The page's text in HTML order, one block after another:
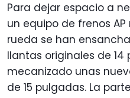
Para dejar espacio a
un equipo de frenos
rueda se han
llantas originales de
mecanizado unas
de 15 pulgadas. La